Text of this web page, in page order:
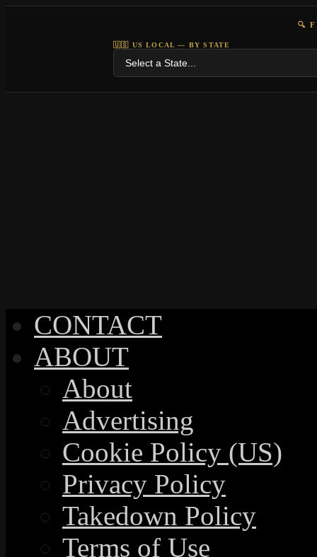
🔍
🇺🇸 US LOCAL — BY STATE
CONTACT
ABOUT
About
Advertising
Cookie Policy (US)
Privacy Policy
Takedown Policy
Terms of Use